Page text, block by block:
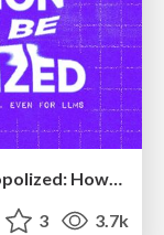
3 3.7k